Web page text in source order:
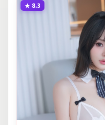
★ 8.3